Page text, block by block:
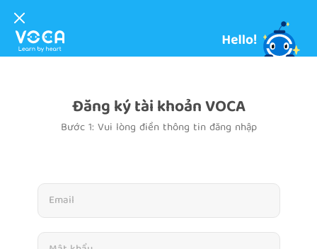
Đăng ký tài khoản VOCA
Bước 1: Vui lòng điền thông tin đăng nhập